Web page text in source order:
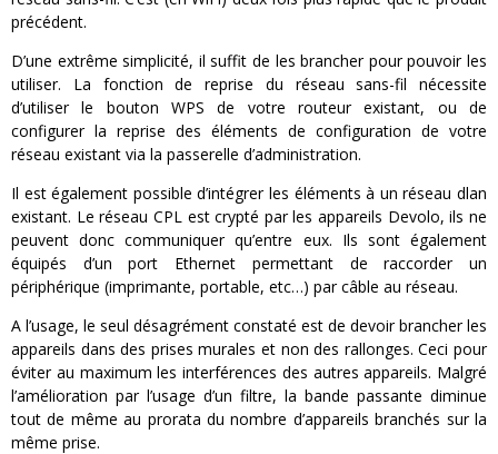
précédent.
D’une extrême simplicité, il suffit de les brancher pour pouvoir les
utiliser. La fonction de reprise du réseau sans-fil nécessite
d’utiliser le bouton WPS de votre routeur existant, ou de
configurer la reprise des éléments de configuration de votre
réseau existant via la passerelle d’administration.
Il est également possible d’intégrer les éléments à un réseau dlan
existant. Le réseau CPL est crypté par les appareils Devolo, ils ne
peuvent donc communiquer qu’entre eux. Ils sont également
équipés d’un port Ethernet permettant de raccorder un
périphérique (imprimante, portable, etc…) par câble au réseau.
A l’usage, le seul désagrément constaté est de devoir brancher les
appareils dans des prises murales et non des rallonges. Ceci pour
éviter au maximum les interférences des autres appareils. Malgré
l’amélioration par l’usage d’un filtre, la bande passante diminue
tout de même au prorata du nombre d’appareils branchés sur la
même prise.